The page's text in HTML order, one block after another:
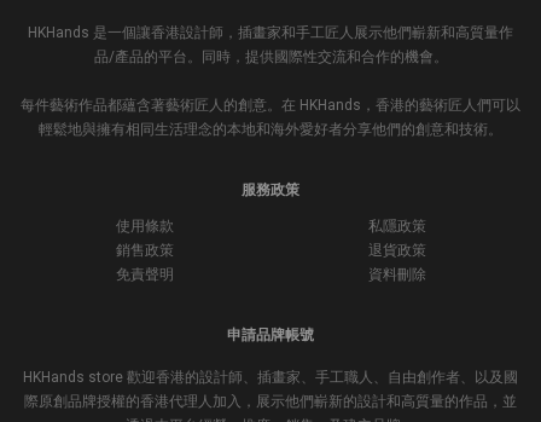
HKHands 是一個讓香港設計師，插畫家和手工匠人展示他們嶄新和高質量作
品/產品的平台。同時，提供國際性交流和合作的機會。
每件藝術作品都蘊含著藝術匠人的創意。在 HKHands，香港的藝術匠人們可以
輕鬆地與擁有相同生活理念的本地和海外愛好者分享他們的創意和技術。
服務政策
使用條款
私隱政策
銷售政策
退貨政策
免責聲明
資料刪除
申請品牌帳號
HKHands store 歡迎香港的設計師、插畫家、手工職人、自由創作者、以及國
際原創品牌授權的香港代理人加入，展示他們嶄新的設計和高質量的作品，並